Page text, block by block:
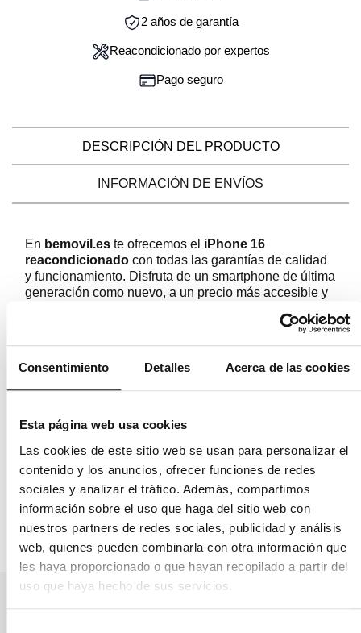
Consentimiento Detalles Acerca de las cookies
Esta página web usa cookies
Las cookies de este sitio web se usan para personalizar el
contenido y los anuncios, ofrecer funciones de redes
sociales y analizar el tráfico. Además, compartimos
información sobre el uso que haga del sitio web con
nuestros partners de redes sociales, publicidad y análisis
web, quienes pueden combinarla con otra información que
les haya proporcionado o que hayan recopilado a partir del
uso que haya hecho de sus servicios.
2 años de garantía
Reacondicionado por expertos
Pago seguro
DESCRIPCIÓN DEL PRODUCTO
INFORMACIÓN DE ENVÍOS
En bemovil.es te ofrecemos el iPhone 16
reacondicionado con todas las garantías de calidad
y funcionamiento. Disfruta de un smartphone de última
generación como nuevo, a un precio más accesible y
: Máximo rendimiento desde
2 años de garantía
: Compra con total seguridad y
genéricos ni sustituciones.
Reacondicionado con mimo
para una segunda vida útil.
Hazte con el iPhone 16 reacondicionado
de la tecnología Apple al mejor precio, con el respaldo
de bemovil.es